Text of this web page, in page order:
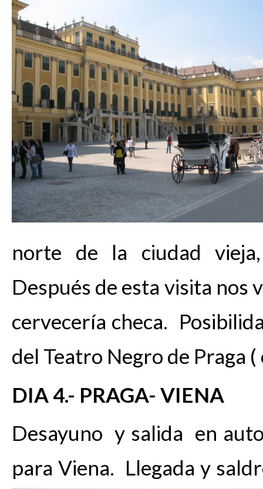
norte de la ciudad
Después de esta visita nos
cervecería checa.
del Teatro Negro de Praga
DIA 4.- PRAGA- VIENA
Desayuno y salida en
para Viena. Llegada y